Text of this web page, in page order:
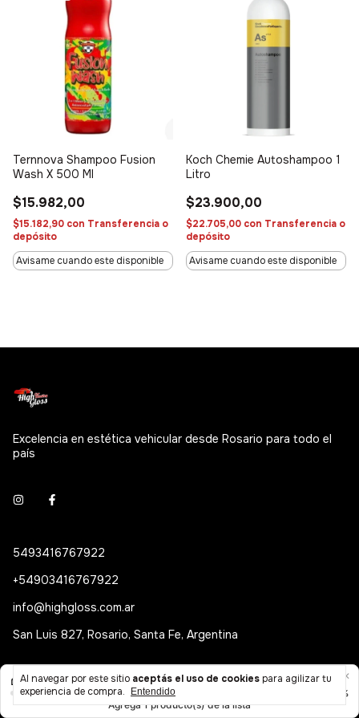
Al navegar por este sitio aceptás el uso de cookies para agilizar tu
experiencia de compra.
Entendido
Ternnova Shampoo Fusion
Wash X 500 Ml
$15.982,00
$15.182,90 con Transferencia o
depósito
Avisame cuando este disponible
Koch Chemie Autoshampoo 1
Litro
$23.900,00
$22.705,00 con Transferencia o
depósito
Avisame cuando este disponible
Excelencia en estética vehicular desde Rosario para todo el
país
5493416767922
+54903416767922
info@highgloss.com.ar
San Luis 827, Rosario, Santa Fe, Argentina
Inicio
Combos